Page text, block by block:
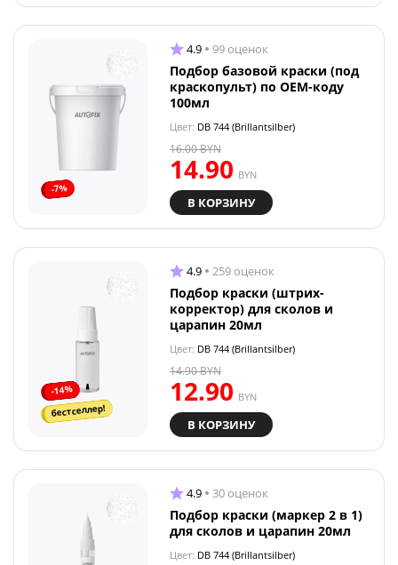
-7%
4.9 99 оценок
Подбор базовой краски (под
краскопульт) по OEM-коду
100мл
Цвет: DB 744 (Brillantsilber)
14.90 BYN
16.00BYN
В КОРЗИНУ
-14%
бестселлер!
4.9 259 оценок
Подбор краски (штрих-
корректор) для сколов и
царапин 20мл
Цвет: DB 744 (Brillantsilber)
12.90 BYN
14.90BYN
В КОРЗИНУ
4.9 30 оценок
Подбор краски (маркер 2 в 1)
для сколов и царапин 20мл
Цвет: DB 744 (Brillantsilber)